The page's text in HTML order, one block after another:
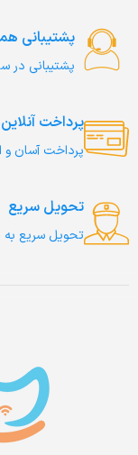
پشتیبانی
پشتیبانی در
پرداخت آنلاین
پرداخت آسان و
تحویل سریع
تحویل سریع